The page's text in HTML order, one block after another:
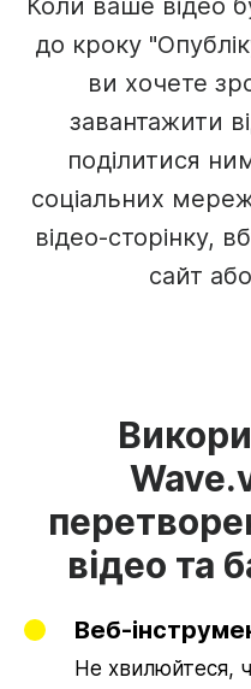
Коли ваше відео
до кроку
ви хочете
завантажити
поділитися
соціальних
відео-сторінку,
сайт
відео та
Веб-
Не хвилюйтеся,